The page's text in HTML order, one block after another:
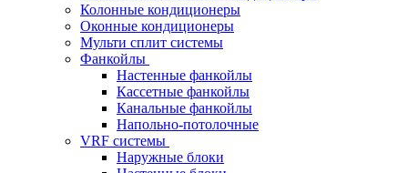
Колонные кондиционеры
Оконные кондиционеры
Мульти сплит системы
Фанкойлы
Настенные фанкойлы
Кассетные фанкойлы
Канальные фанкойлы
Напольно-потолочные
VRF системы
Наружные блоки